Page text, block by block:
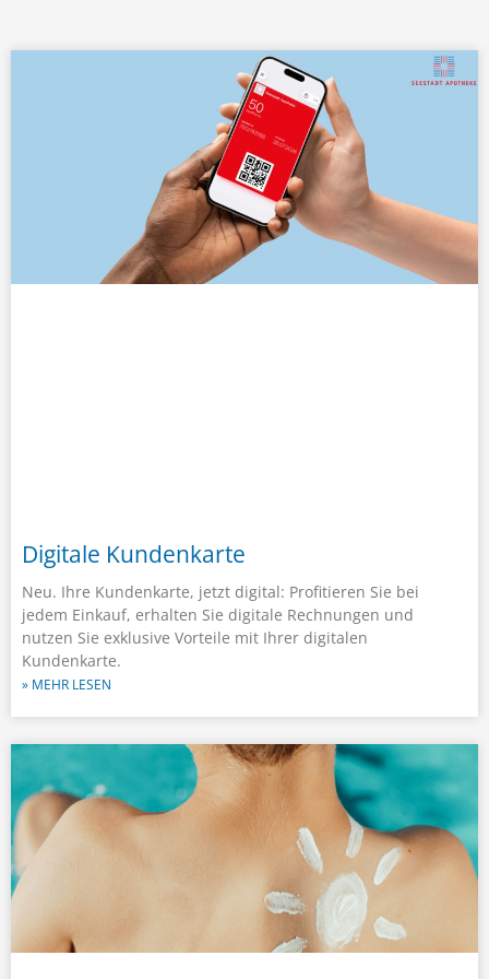
Digitale Kundenkarte
Neu. Ihre Kundenkarte, jetzt digital: Profitieren Sie bei
jedem Einkauf, erhalten Sie digitale Rechnungen und
nutzen Sie exklusive Vorteile mit Ihrer digitalen
Kundenkarte.
» MEHR LESEN